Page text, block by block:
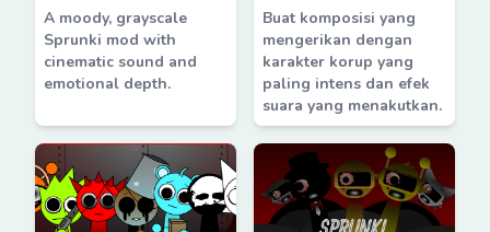
A moody, grayscale
Sprunki mod with
cinematic sound and
emotional depth.
Buat komposisi yang
mengerikan dengan
karakter korup yang
paling intens dan efek
suara yang menakutkan.